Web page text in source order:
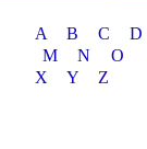
A B C D
M
N O
X
Y Z